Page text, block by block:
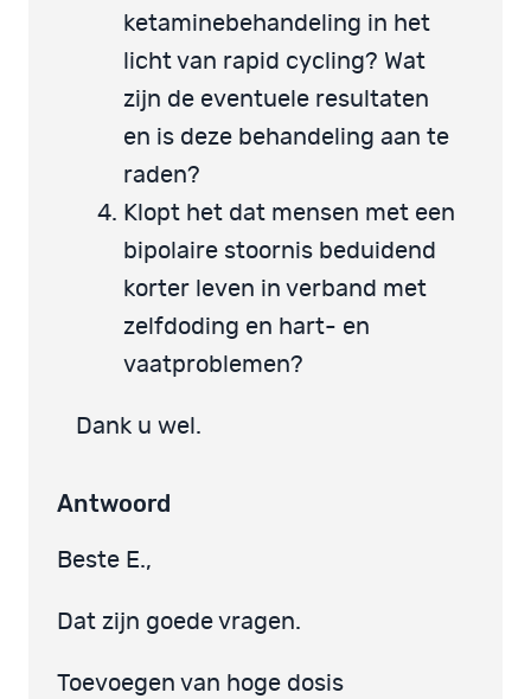
ketaminebehandeling in het
licht van rapid cycling? Wat
zijn de eventuele resultaten
en is deze behandeling aan te
raden?
Klopt het dat mensen met een
bipolaire stoornis beduidend
korter leven in verband met
zelfdoding en hart- en
vaatproblemen?
Dank u wel.
Antwoord
Beste E.,
Dat zijn goede vragen.
Toevoegen van hoge dosis